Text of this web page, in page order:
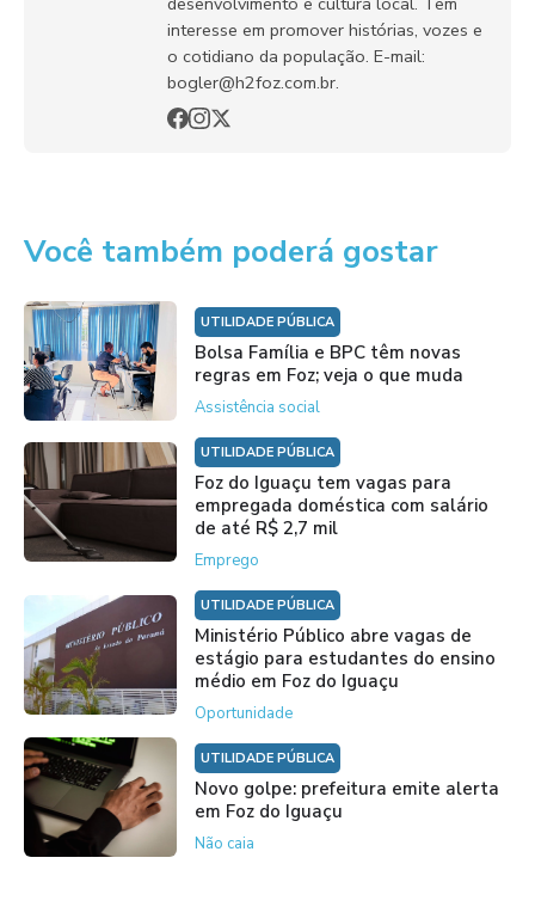
interesse em promover histórias, vozes e
o cotidiano da população. E-mail:
bogler@h2foz.com.br.
Você também poderá gostar
UTILIDADE PÚBLICA
Bolsa Família e BPC têm novas
regras em Foz; veja o que muda
Assistência social
UTILIDADE PÚBLICA
Foz do Iguaçu tem vagas para
empregada doméstica com salário
de até R$ 2,7 mil
Emprego
UTILIDADE PÚBLICA
Ministério Público abre vagas de
estágio para estudantes do ensino
médio em Foz do Iguaçu
Oportunidade
UTILIDADE PÚBLICA
Novo golpe: prefeitura emite alerta
em Foz do Iguaçu
Não caia